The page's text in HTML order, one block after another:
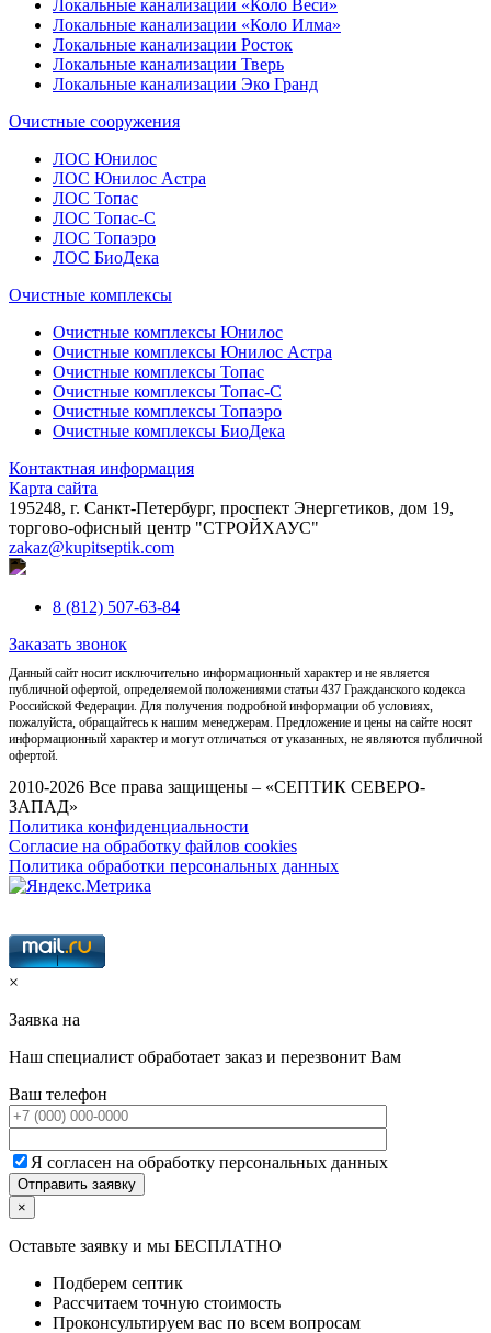
Локальные канализации «Коло Веси»
Локальные канализации «Коло Илма»
Локальные канализации Росток
Локальные канализации Тверь
Локальные канализации Эко Гранд
Очистные сооружения
ЛОС Юнилос
ЛОС Юнилос Астра
ЛОС Топас
ЛОС Топас-С
ЛОС Топаэро
ЛОС БиоДека
Очистные комплексы
Очистные комплексы Юнилос
Очистные комплексы Юнилос Астра
Очистные комплексы Топас
Очистные комплексы Топас-С
Очистные комплексы Топаэро
Очистные комплексы БиоДека
Контактная информация
Карта сайта
195248, г. Санкт-Петербург, проспект Энергетиков, дом 19,
торгово-офисный центр "СТРОЙХАУС"
zakaz@kupitseptik.com
8 (812) 507-63-84
Заказать звонок
Данный сайт носит исключительно информационный характер и не является
публичной офертой, определяемой положениями статьи 437 Гражданского кодекса
Российской Федерации. Для получения подробной информации об условиях,
пожалуйста, обращайтесь к нашим менеджерам. Предложение и цены на сайте носят
информационный характер и могут отличаться от указанных, не являются публичной
офертой.
2010-2026 Все права защищены – «СЕПТИК СЕВЕРО-
ЗАПАД»
Политика конфиденциальности
Согласие на обработку файлов cookies
Политика обработки персональных данных
×
Заявка на
Наш специалист обработает заказ и перезвонит Вам
Ваш телефон
Я согласен на обработку персональных данных
×
Оставьте заявку и мы БЕСПЛАТНО
Подберем септик
Рассчитаем точную стоимость
Проконсультируем вас по всем вопросам